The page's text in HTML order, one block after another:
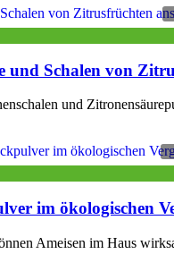
Schalen von
und
im ökologischen
Ameisen im Haus